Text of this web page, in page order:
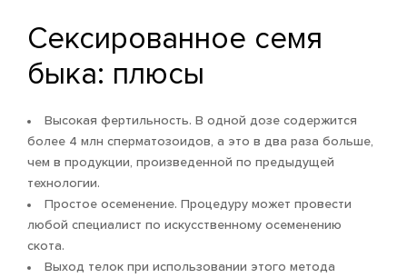
Сексированное семя
быка: плюсы
Высокая фертильность. В одной дозе содержится
более 4 млн сперматозоидов, а это в два раза больше,
чем в продукции, произведенной по предыдущей
технологии.
Простое осеменение. Процедуру может провести
любой специалист по искусственному осеменению
скота.
Выход телок при использовании этого метода